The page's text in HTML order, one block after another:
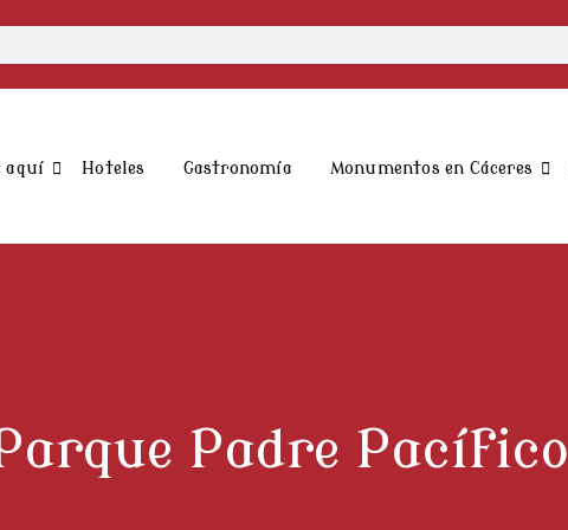
aquí Hoteles Gastronomía Monumentos en Cáceres
Padre Pacífico